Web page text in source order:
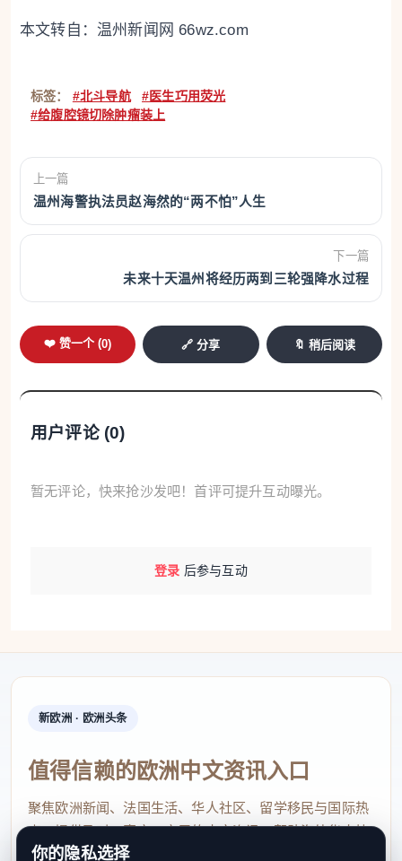
本文转自： 温州新闻网 66wz.com
标签： #北斗导航
#医生巧用荧光
#给腹腔镜切除肿瘤装上
上一篇
温州海警执法员赵海然的“两不怕”人生
下一篇
未来十天温州将经历两到三轮强降水过程
❤️ 赞一个 (0) 🔗 分享 🔖 稍后阅读
用户评论 (0)
暂无评论，快来抢沙发吧！首评可提升互动曝光。
登录 后参与互动
新欧洲 · 欧洲头条
值得信赖的欧洲中文资讯入口
聚焦欧洲新闻、法国生活、华人社区、留学移民与国际热
点，提供及时、真实、实用的中文资讯，帮助海外华人快
速了解欧洲动态。
你的隐私选择